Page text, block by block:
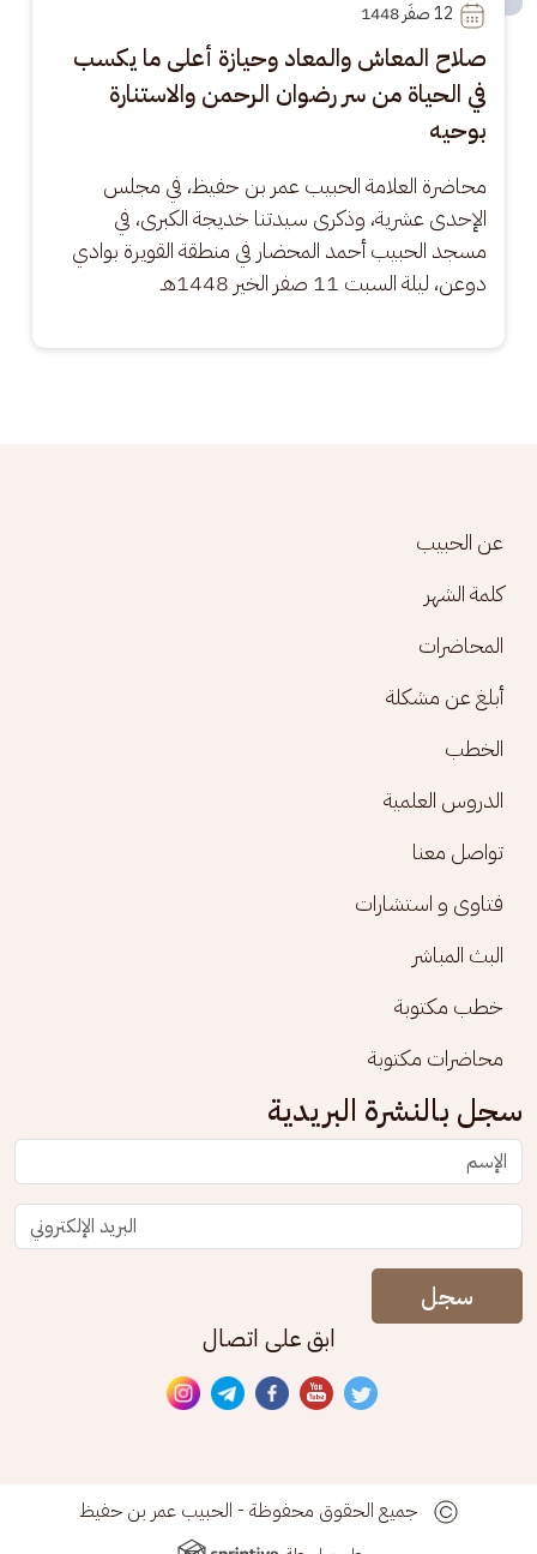
12 صفَر 1448
صلاح المعاش والمعاد وحيازة أعلى ما يكسب
في الحياة من سر رضوان الرحمن والاستنارة
بوحيه
محاضرة العلامة الحبيب عمر بن حفيظ، في مجلس
الإحدى عشرية، وذكرى سيدتنا خديجة الكبرى، في
مسجد الحبيب أحمد المحضار في منطقة القويرة بوادي
دوعن، ليلة السبت 11 صفر الخير 1448هـ
Footer menu
عن الحبيب
كلمة الشهر
المحاضرات
أبلغ عن مشكلة
الخطب
الدروس العلمية
تواصل معنا
فتاوى و استشارات
البث المباشر
خطب مكتوبة
محاضرات مكتوبة
سجل بالنشرة البريدية
سجل
ابق على اتصال
جميع الحقوق محفوظة - الحبيب عمر بن حفيظ